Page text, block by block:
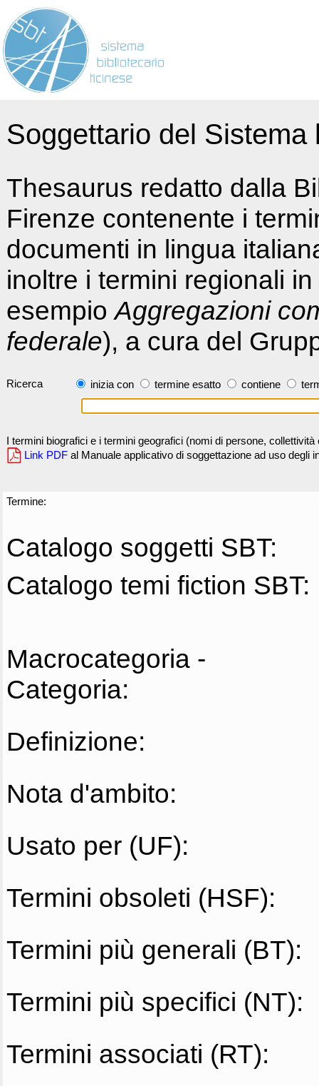
Soggettario del
Thesaurus redatto dalla
Firenze contenente i
documenti in lingua
inoltre i termini regionali
esempioAggregazioni
federale), a cura del
Ricerca inizia con termine esatto contiene
I termini biografici e i termini geografici (nomi di persone,
Link PDF al Manuale applicativo di soggettazione ad uso degli
Termine:
Catalogo soggetti SBT:
Catalogo temi fiction SBT:
Macrocategoria -
Categoria:
Definizione:
Nota d'ambito:
Usato per (UF):
Termini obsoleti (HSF):
Termini più generali (BT):
Termini più specifici (NT):
Termini associati (RT):